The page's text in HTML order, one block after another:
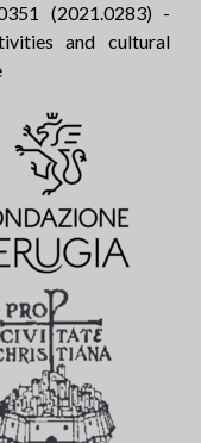
(2021.0283) -
and cultural